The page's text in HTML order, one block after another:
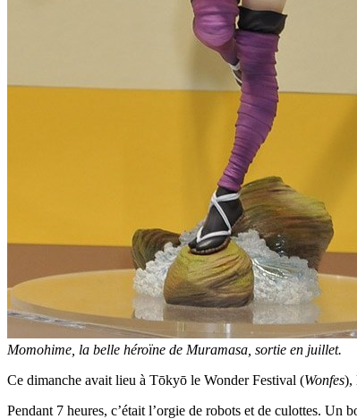
Momohime, la belle héroïne de Muramasa, sortie en juillet.
Ce dimanche avait lieu à Tōkyō le Wonder Festival (Wonfes),
Pendant 7 heures, c’était l’orgie de robots et de culottes. Un